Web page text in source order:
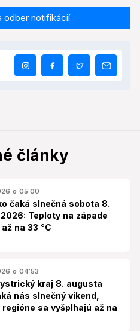
odber notifikácií
články
o 05:00
čaká slnečná sobota 8.
Teploty na západe
na 33 °C
o 04:53
kraj 8. augusta
nás slnečný víkend,
sa vyšplhajú až na